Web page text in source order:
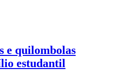
e quilombolas
estudantil